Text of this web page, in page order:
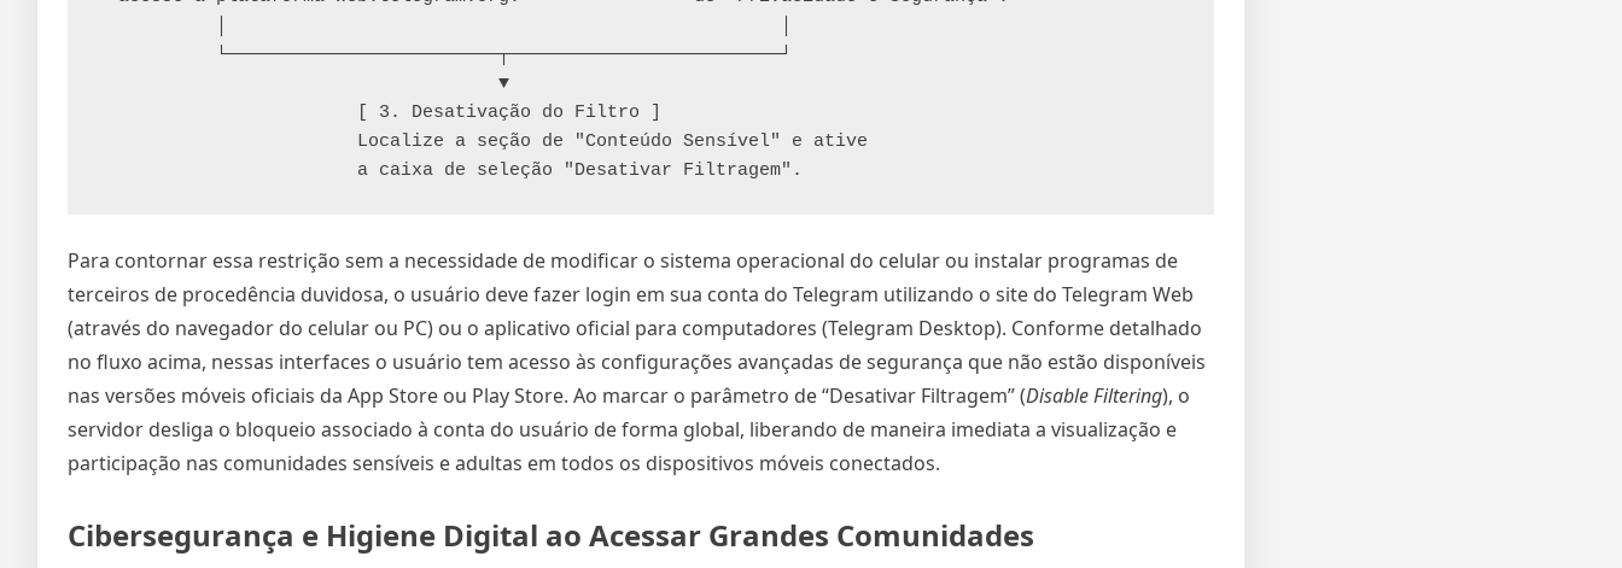
Para contornar essa restrição sem a necessidade de modificar o sistema operacional do celular ou instalar programas de
terceiros de procedência duvidosa, o usuário deve fazer login em sua conta do Telegram utilizando o site do Telegram Web
(através do navegador do celular ou PC) ou o aplicativo oficial para computadores (Telegram Desktop). Conforme detalhado
no fluxo acima, nessas interfaces o usuário tem acesso às configurações avançadas de segurança que não estão disponíveis
nas versões móveis oficiais da App Store ou Play Store. Ao marcar o parâmetro de “Desativar Filtragem” (Disable Filtering), o
servidor desliga o bloqueio associado à conta do usuário de forma global, liberando de maneira imediata a visualização e
participação nas comunidades sensíveis e adultas em todos os dispositivos móveis conectados.
Cibersegurança e Higiene Digital ao Acessar Grandes Comunidades